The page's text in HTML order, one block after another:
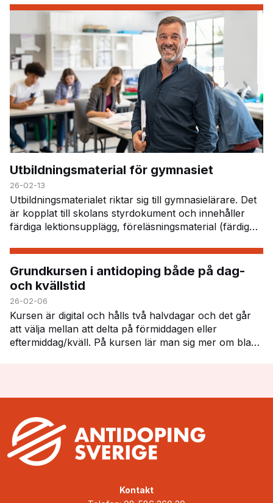
Utbildningsmaterial för gymnasiet
26-02-13
Utbildningsmaterialet riktar sig till gymnasielärare. Det
är kopplat till skolans styrdokument och innehåller
färdiga lektionsupplägg, föreläsningsmaterial (färdig
Grundkursen i antidoping både på dag-
och kvällstid
26-02-06
Kursen är digital och hålls två halvdagar och det går
att välja mellan att delta på förmiddagen eller
eftermiddag/kväll. På kursen lär man sig mer om bland
Kontakt